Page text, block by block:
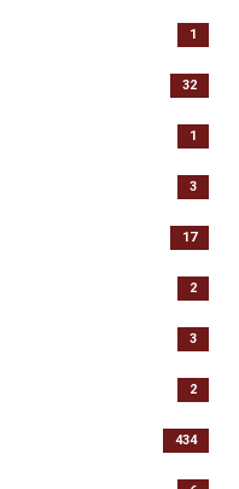
1
32
1
3
17
2
3
2
434